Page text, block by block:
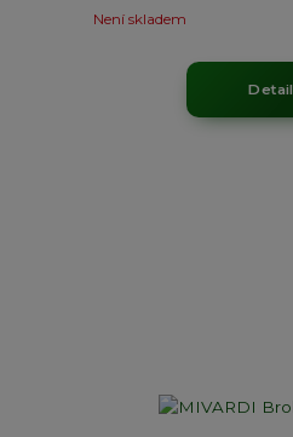
Není skladem
Detail